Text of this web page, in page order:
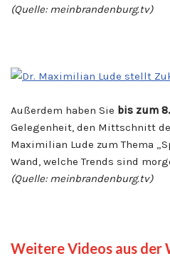
(Quelle: meinbrandenburg.tv)
Außerdem haben Sie bis zum
Gelegenheit, den Mittschnitt
Maximilian Lude zum Thema
Wand, welche Trends sind
(Quelle: meinbrandenburg.tv)
Weitere Videos aus